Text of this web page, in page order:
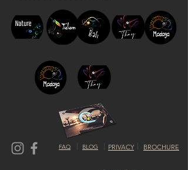
FAQ BLOG PRIVACY BROCHURE